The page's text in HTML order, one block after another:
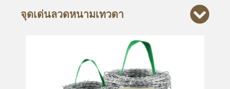
จุดเด่นลวดหนามเทวดา